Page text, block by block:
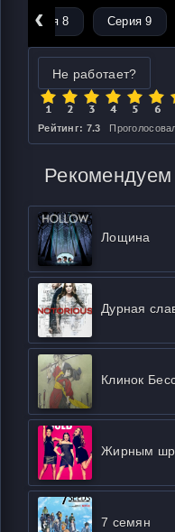
‹
Серия 8 Серия 9
Не работает?
Рейтинг: 7.3
Рекомендуем
Лощина
Дурная
Жирным
7 семян